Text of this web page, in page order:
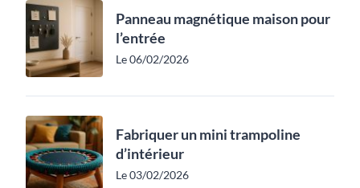
Panneau magnétique maison pour
l’entrée
Le 06/02/2026
Fabriquer un mini trampoline
d’intérieur
Le 03/02/2026